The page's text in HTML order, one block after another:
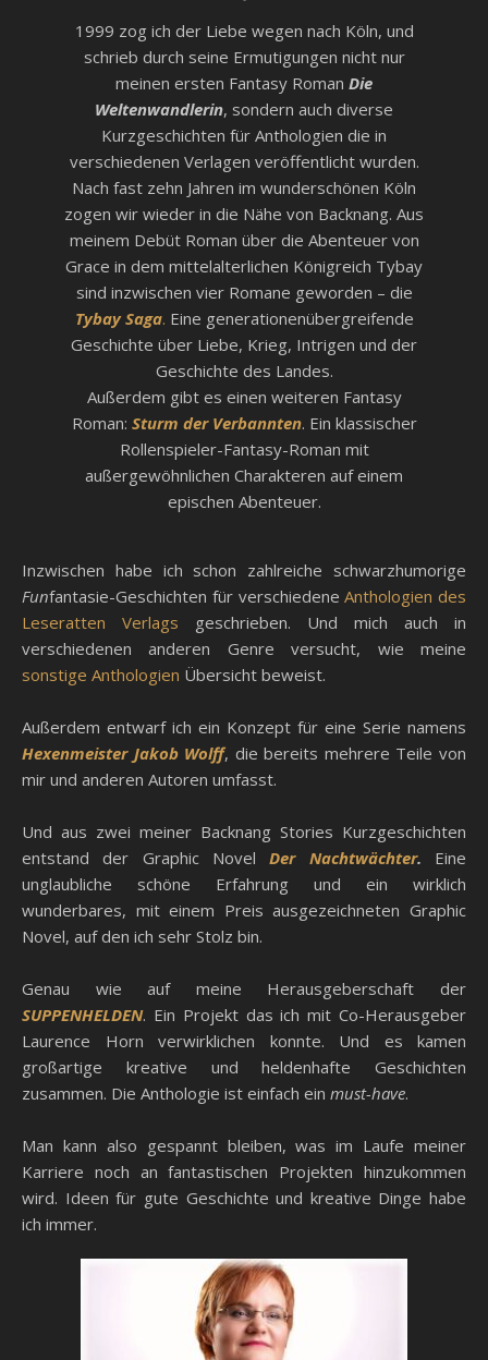
1999 zog ich der Liebe wegen nach Köln, und
schrieb durch seine Ermutigungen nicht nur
meinen ersten Fantasy Roman Die
Weltenwandlerin, sondern auch diverse
Kurzgeschichten für Anthologien die in
verschiedenen Verlagen veröffentlicht wurden.
Nach fast zehn Jahren im wunderschönen Köln
zogen wir wieder in die Nähe von Backnang. Aus
meinem Debüt Roman über die Abenteuer von
Grace in dem mittelalterlichen Königreich Tybay
sind inzwischen vier Romane geworden – die
Tybay Saga. Eine generationenübergreifende
Geschichte über Liebe, Krieg, Intrigen und der
Geschichte des Landes.
Außerdem gibt es einen weiteren Fantasy
Roman: Sturm der Verbannten. Ein klassischer
Rollenspieler-Fantasy-Roman mit
außergewöhnlichen Charakteren auf einem
epischen Abenteuer.
Inzwischen habe ich schon zahlreiche schwarzhumorige
Funfantasie-Geschichten für verschiedeneAnthologien des
Leseratten Verlags geschrieben. Und mich auch in
verschiedenen anderen Genre versucht, wie meine
sonstige Anthologien Übersicht beweist.
Außerdem entwarf ich ein Konzept für eine Serie namens
Hexenmeister Jakob Wolff, die bereits mehrere Teile von
mir und anderen Autoren umfasst.
Und aus zwei meiner Backnang Stories Kurzgeschichten
entstand der Graphic NovelDer Nachtwächter. Eine
unglaubliche schöne Erfahrung und ein wirklich
wunderbares, mit einem Preis ausgezeichneten Graphic
Novel, auf den ich sehr Stolz bin.
Genau wie auf meine Herausgeberschaft der
SUPPENHELDEN. Ein Projekt das ich mit Co-Herausgeber
Laurence Horn verwirklichen konnte. Und es kamen
großartige kreative und heldenhafte Geschichten
zusammen. Die Anthologie ist einfach ein must-have.
Man kann also gespannt bleiben, was im Laufe meiner
Karriere noch an fantastischen Projekten hinzukommen
wird. Ideen für gute Geschichte und kreative Dinge habe
ich immer.